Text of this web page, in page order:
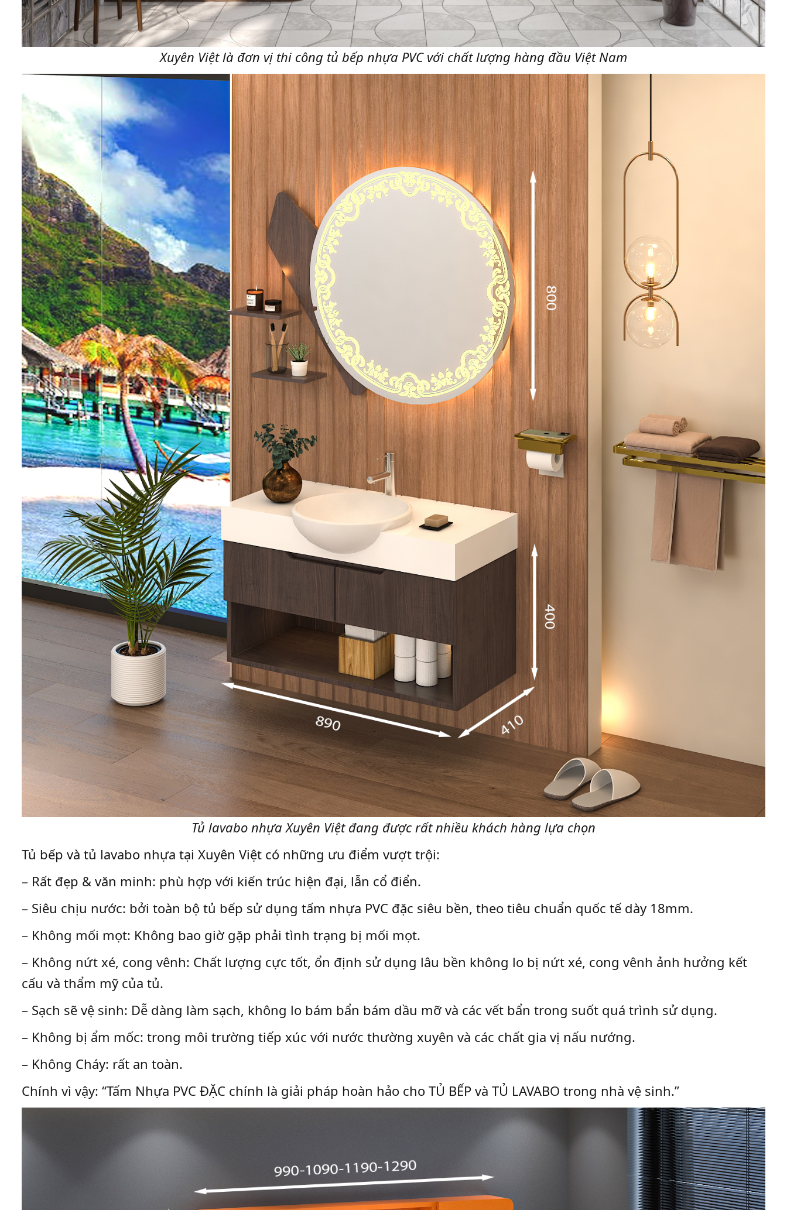
Xuyên Việt là đơn vị thi công tủ bếp nhựa PVC với chất lượng hàng đầu Việt Nam
Tủ lavabo nhựa Xuyên Việt đang được rất nhiều khách hàng lựa chọn
Tủ bếp và tủ lavabo nhựa tại Xuyên Việt có những ưu điểm vượt trội:
– Rất đẹp & văn minh: phù hợp với kiến trúc hiện đại, lẫn cổ điển.
– Siêu chịu nước: bởi toàn bộ tủ bếp sử dụng tấm nhựa PVC đặc siêu bền, theo tiêu chuẩn quốc tế dày 18mm.
– Không mối mọt: Không bao giờ gặp phải tình trạng bị mối mọt.
– Không nứt xé, cong vênh: Chất lượng cực tốt, ổn định sử dụng lâu bền không lo bị nứt xé, cong vênh ảnh hưởng kết
cấu và thẩm mỹ của tủ.
– Sạch sẽ vệ sinh: Dễ dàng làm sạch, không lo bám bẩn bám dầu mỡ và các vết bẩn trong suốt quá trình sử dụng.
– Không bị ẩm mốc: trong môi trường tiếp xúc với nước thường xuyên và các chất gia vị nấu nướng.
– Không Cháy: rất an toàn.
Chính vì vậy: “Tấm Nhựa PVC ĐẶC chính là giải pháp hoàn hảo cho TỦ BẾP và TỦ LAVABO trong nhà vệ sinh.”